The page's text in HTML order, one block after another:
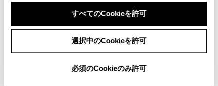
すべてのCookieを許可
選択中のCookieを許可
必須のCookieのみ許可